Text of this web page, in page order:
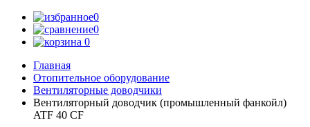
0
0
0
Главная
Отопительное оборудование
Вентиляторные доводчики
Вентиляторный доводчик (промышленный фанкойл)
ATF 40 CF